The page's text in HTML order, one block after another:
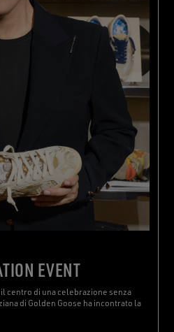
EVENT
centro di una celebrazione senza
di Golden Goose ha incontrato la